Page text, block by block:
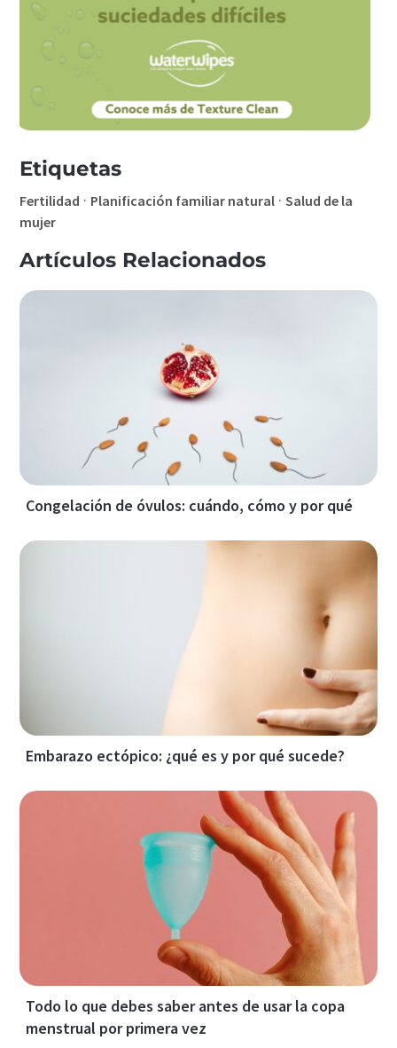
Etiquetas
Fertilidad · Planificación familiar natural ·Salud de la
mujer
Artículos Relacionados
Congelación de óvulos: cuándo, cómo y por qué
Embarazo ectópico: ¿qué es y por qué sucede?
Todo lo que debes saber antes de usar la copa
menstrual por primera vez